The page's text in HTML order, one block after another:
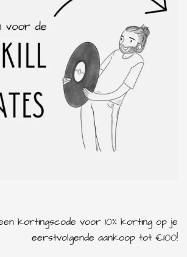
kortingscode voor 10% korting op je
eerstvolgende aankoop tot €100!